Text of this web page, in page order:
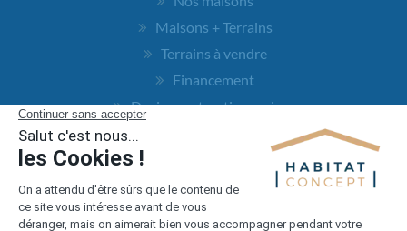
Maisons + Terrains
Terrains à vendre
Financement
Devis construction maison